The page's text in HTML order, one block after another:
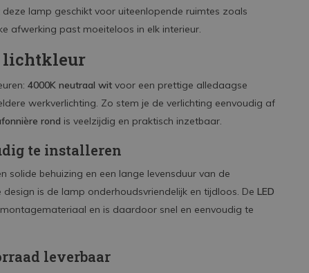
lamp geschikt voor uiteenlopende ruimtes zoals
afwerking past moeiteloos in elk interieur.
lichtkleur
4000K neutraal wit voor een prettige alledaagse
werkverlichting. Zo stem je de verlichting eenvoudig af
rond is veelzijdig en praktisch inzetbaar.
te installeren
behuizing en een lange levensduur van de
is de lamp onderhoudsvriendelijk en tijdloos. De LED
en is daardoor snel en eenvoudig te
leverbaar